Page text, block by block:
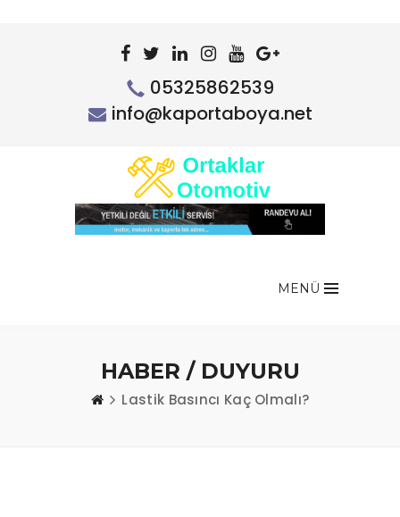
05325862539
info@kaportaboya.net
MENÜ
HABER / DUYURU
Lastik Basıncı Kaç Olmalı?